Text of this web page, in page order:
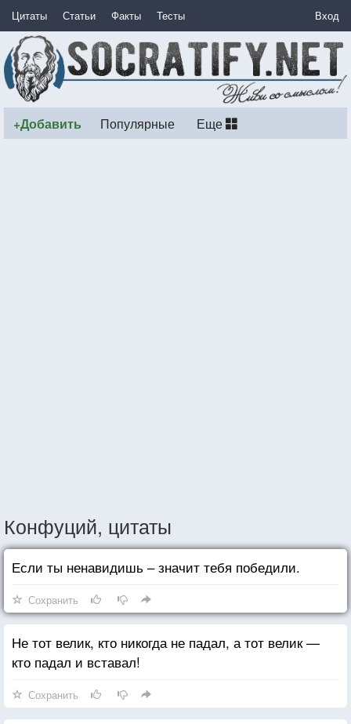
Цитаты Статьи Факты Тесты Вход
+Добавить Популярные Еще
Конфуций, цитаты
Если ты ненавидишь – значит тебя победили.
Сохранить
Не тот велик, кто никогда не падал, а тот велик —
кто падал и вставал!
Сохранить